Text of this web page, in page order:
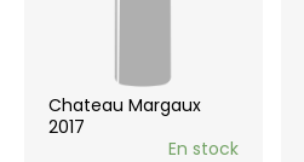
Chateau Margaux
2017
En stock